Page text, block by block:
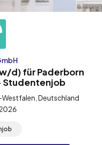
d) für Paderborn
Studentenjob
Deutschland